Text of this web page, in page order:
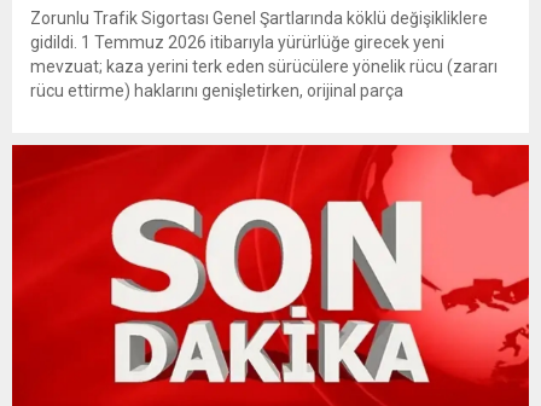
Zorunlu Trafik Sigortası Genel Şartlarında köklü değişikliklere
gidildi. 1 Temmuz 2026 itibarıyla yürürlüğe girecek yeni
mevzuat; kaza yerini terk eden sürücülere yönelik rücu (zararı
rücu ettirme) haklarını genişletirken, orijinal parça
getiriyor. Hazine Müsteşarlığına bağlı ilgili kurumlarca...